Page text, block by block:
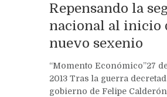
Repensando la
nacional al inicio
nuevo sexenio
“Momento Económico”27
2013 Tras la guerra
gobierno de Felipe